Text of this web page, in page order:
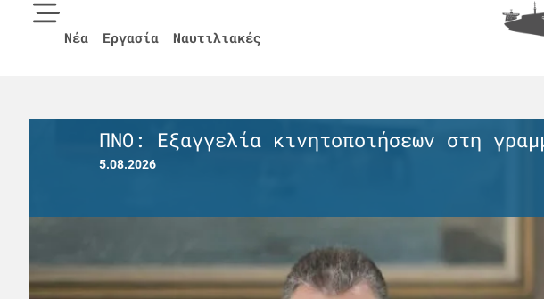
Νέα Εργασία Ναυτιλιακές
Στη γραμμή Πειραιάς – Αίγινα –
5.08.2026